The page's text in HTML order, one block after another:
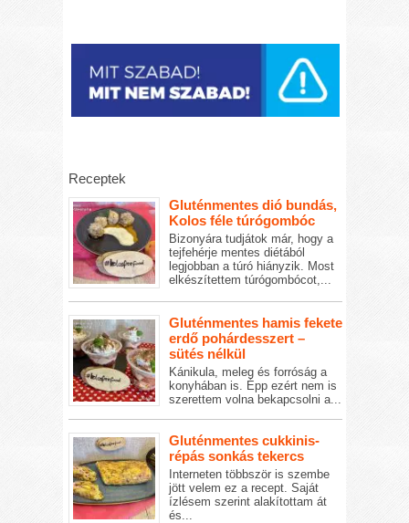
Receptek
Gluténmentes dió bundás,
Kolos féle túrógombóc
Bizonyára tudjátok már, hogy a
tejfehérje mentes diétából
legjobban a túró hiányzik. Most
elkészítettem túrógombócot,...
Gluténmentes hamis fekete
erdő pohárdesszert –
sütés nélkül
Kánikula, meleg és forróság a
konyhában is. Épp ezért nem is
szerettem volna bekapcsolni a...
Gluténmentes cukkinis-
répás sonkás tekercs
Interneten többször is szembe
jött velem ez a recept. Saját
ízlésem szerint alakítottam át
és...